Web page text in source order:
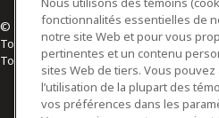
© 2026 Osler, Hoskin & Harcourt
Tous droits réservés
Toronto | Montréal | Calgary |
fonctionnalités essentielles de
notre site Web et pour vous
pertinentes et un contenu
sites Web de tiers. Vous
l’utilisation de la plupart des
vos préférences dans les